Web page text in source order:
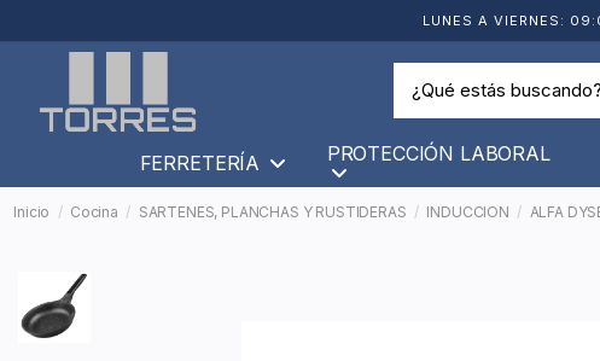
LUNES A VIERNES:
FERRETERÍA PROTECCIÓN LABORAL
Inicio Cocina SARTENES, PLANCHAS Y RUSTIDERAS INDUCCION ALFA